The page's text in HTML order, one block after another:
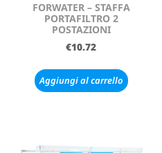
FORWATER – STAFFA
PORTAFILTRO 2
POSTAZIONI
€10.72
Aggiungi al carrello